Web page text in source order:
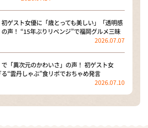
初ゲスト女優に「歳とっても美しい」「透明感
声！ “15年ぶりリベンジ”で福岡グルメ三昧
2026.07.07
で「異次元のかわいさ」の声！ 初ゲスト女
“雲丹しゃぶ”食リポでおちゃめ発言
2026.07.10